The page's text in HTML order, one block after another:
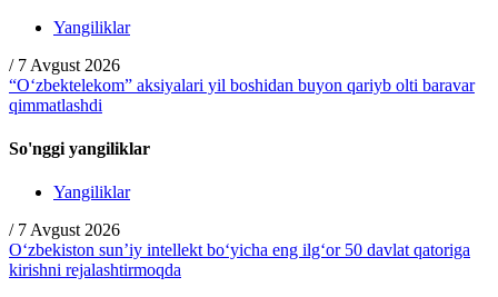
Yangiliklar
/ 7 Avgust 2026
“O‘zbektelekom” aksiyalari yil boshidan buyon qariyb olti baravar
qimmatlashdi
So'nggi yangiliklar
Yangiliklar
/ 7 Avgust 2026
O‘zbekiston sun’iy intellekt bo‘yicha eng ilg‘or 50 davlat qatoriga
kirishni rejalashtirmoqda